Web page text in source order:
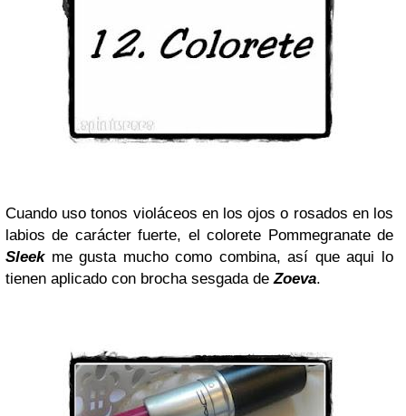
Cuando uso tonos violáceos en los ojos o rosados en los
labios de carácter fuerte, el colorete Pommegranate de
Sleek me gusta mucho como combina, así que aqui lo
tienen aplicado con brocha sesgada deZoeva.